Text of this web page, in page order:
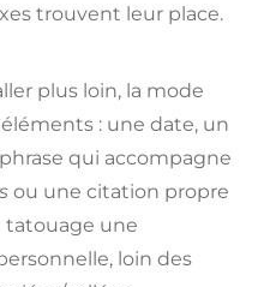
trouvent leur place.
plus loin, la mode
: une date, un
qui accompagne
ou une citation propre
tatouage une
loin des